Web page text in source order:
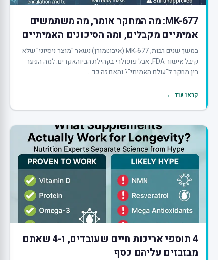
MK-677: מה המחקר אומר, מה משתמשים
אמיתיים מקבלים, ומה הסיכונים האמיתיים
במשך שנים רבות, MK-677 (איבוטמורן) נשאר "מוצר ניסיוני" שלא
קיבל אישור FDA, אבל פופולרי בקהילת הביוהאקרים. למה הפער
בין מחקר ל"עולם האמיתי"? והאם זה כד...
קראו עוד ←
4 תוספי אריכות חיים שעובדים, ו-4 שאתם
מבזבזים עליהם כסף